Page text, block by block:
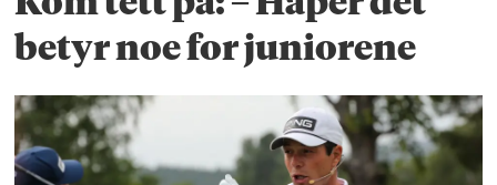
betyr noe for juniorene